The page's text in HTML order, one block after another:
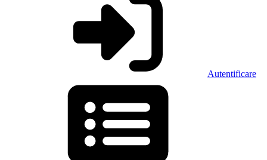
Autentificare